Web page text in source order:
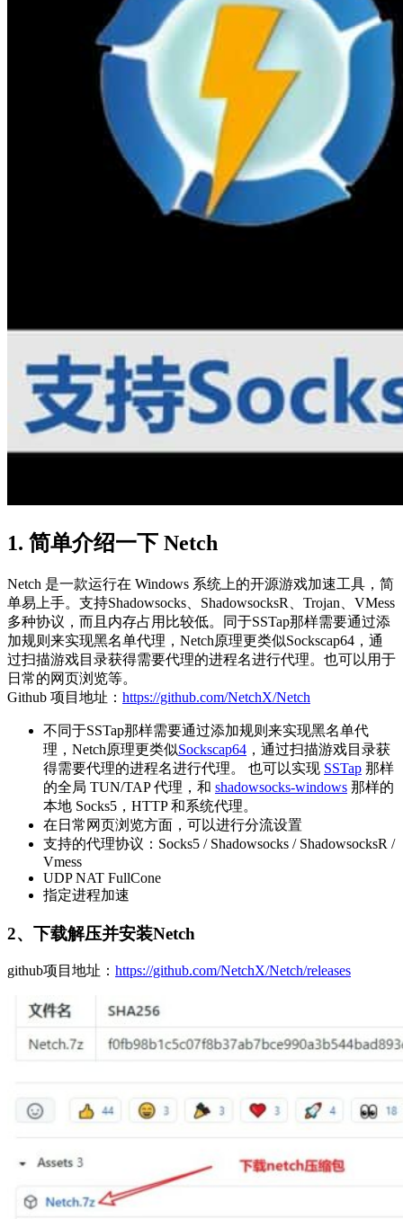
1. 简单介绍一下 Netch
Netch 是一款运行在 Windows 系统上的开源游戏加速工具，简
单易上手。支持Shadowsocks、ShadowsocksR、Trojan、VMess
多种协议，而且内存占用比较低。同于SSTap那样需要通过添
加规则来实现黑名单代理，Netch原理更类似Sockscap64，通
过扫描游戏目录获得需要代理的进程名进行代理。也可以用于
日常的网页浏览等。
Github 项目地址： https://github.com/NetchX/Netch
不同于SSTap那样需要通过添加规则来实现黑名单代
理，Netch原理更类似Sockscap64 ，通过扫描游戏目录获
得需要代理的进程名进行代理。 也可以实现 SSTap 那样
的全局 TUN/TAP 代理，和 shadowsocks-windows 那样的
本地 Socks5，HTTP 和系统代理。
在日常网页浏览方面，可以进行分流设置
支持的代理协议：Socks5 / Shadowsocks / ShadowsocksR /
Vmess
UDP NAT FullCone
指定进程加速
2、下载解压并安装Netch
github项目地址： https://github.com/NetchX/Netch/releases